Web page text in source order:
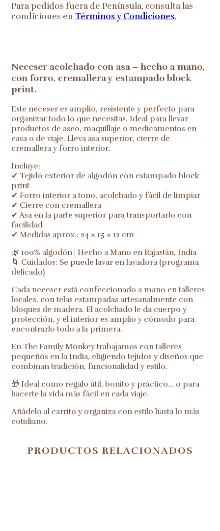
Para pedidos fuera de Península, consulta las
condiciones en Términos y Condiciones.
Neceser acolchado con asa – hecho a mano,
con forro, cremallera y estampado block
print.
Este neceser es amplio, resistente y perfecto para
organizar todo lo que necesitas. Ideal para llevar
productos de aseo, maquillaje o medicamentos en
casa o de viaje. Lleva asa superior, cierre de
cremallera y forro interior.
Incluye:
✔ Tejido exterior de algodón con estampado block
print
✔ Forro interior a tono, acolchado y fácil de limpiar
✔ Cierre con cremallera
✔ Asa en la parte superior para transportarlo con
facilidad
✔ Medidas aprox.: 24 × 15 × 12 cm
🌿 100% algodón | Hecho a Mano en Rajastán, India
🌀 Cuidados: Se puede lavar en lavadora (programa
delicado)
Cada neceser está confeccionado a mano en talleres
locales, con telas estampadas artesanalmente con
bloques de madera. El acolchado le da cuerpo y
protección, y el interior es amplio y cómodo para
encontrarlo todo a la primera.
En The Family Monkey trabajamos con talleres
pequeños en la India, eligiendo tejidos y diseños que
combinan tradición, funcionalidad y estilo.
🎁 Ideal como regalo útil, bonito y práctico… o para
hacerte la vida más fácil en cada viaje.
Añádelo al carrito y organiza con estilo hasta lo más
cotidiano.
PRODUCTOS RELACIONADOS